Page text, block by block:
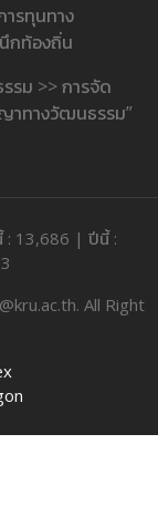
ารทุนทาง
กท้องถิ่น
รม >> การจัด
ทางวัฒนธรรม”
: 13,686 | ปีนี้ :
All Right